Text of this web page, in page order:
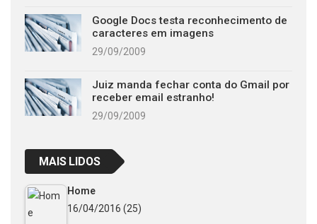
Google Docs testa reconhecimento de
caracteres em imagens
29/09/2009
Juiz manda fechar conta do Gmail por
receber email estranho!
29/09/2009
MAIS LIDOS
Home
16/04/2016 (25)